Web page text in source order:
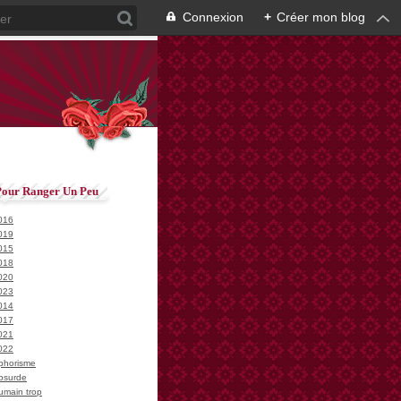
Connexion + Créer mon blog
Ranger Un Peu
trop